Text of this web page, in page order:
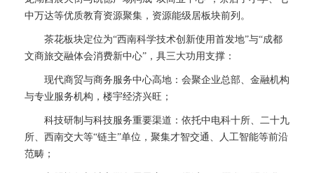
中万达等优质教育资源聚集，资源能级居板块前列。
茶花板块定位为“西南科学技术创新使用首发地”与“成都
文商旅交融体会消费新中心”，具三大功用支撑：
现代商贸与商务服务中心高地：会聚企业总部、金融机构
与专业服务机构，楼宇经济兴旺；
科技研制与科技服务重要渠道：依托中电科十所、二十九
所、西南交大等“链主”单位，聚集才智交通、人工智能等前沿
范畴；